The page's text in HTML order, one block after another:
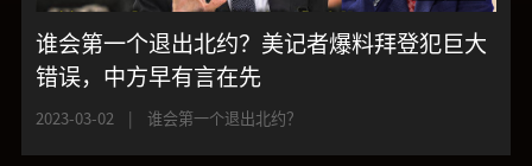
谁会第一个退出北约？美记者爆料拜登犯巨大
错误，中方早有言在先
2023-03-02 | 谁会第一个退出北约？